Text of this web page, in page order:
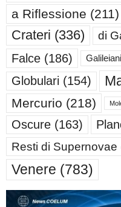
a Riflessione (211)
Crateri (336) di
Falce (186) Galileiani
Globulari (154)
Mercurio (218)
Oscure (163)
Resti di Supernovae
Venere (783)